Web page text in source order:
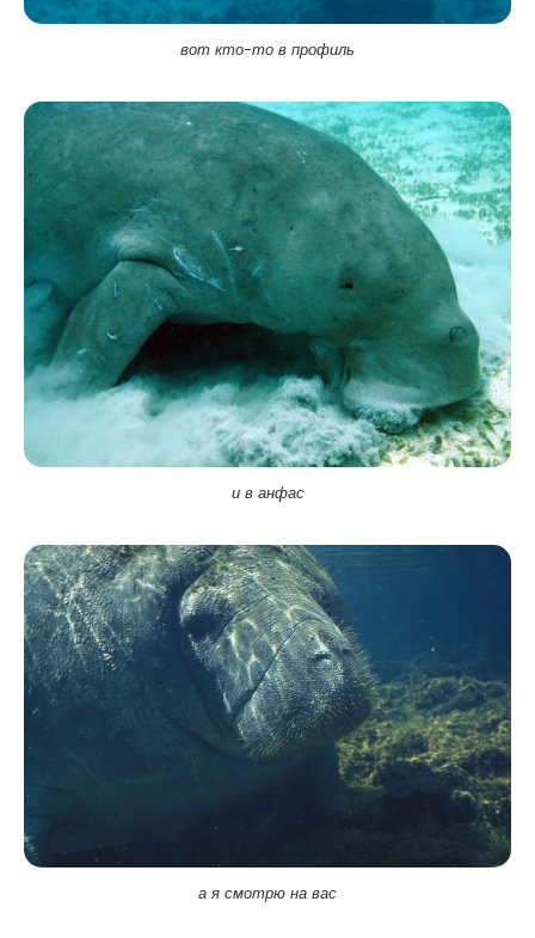
вот кто-то в профиль
и в анфас
а я смотрю на вас